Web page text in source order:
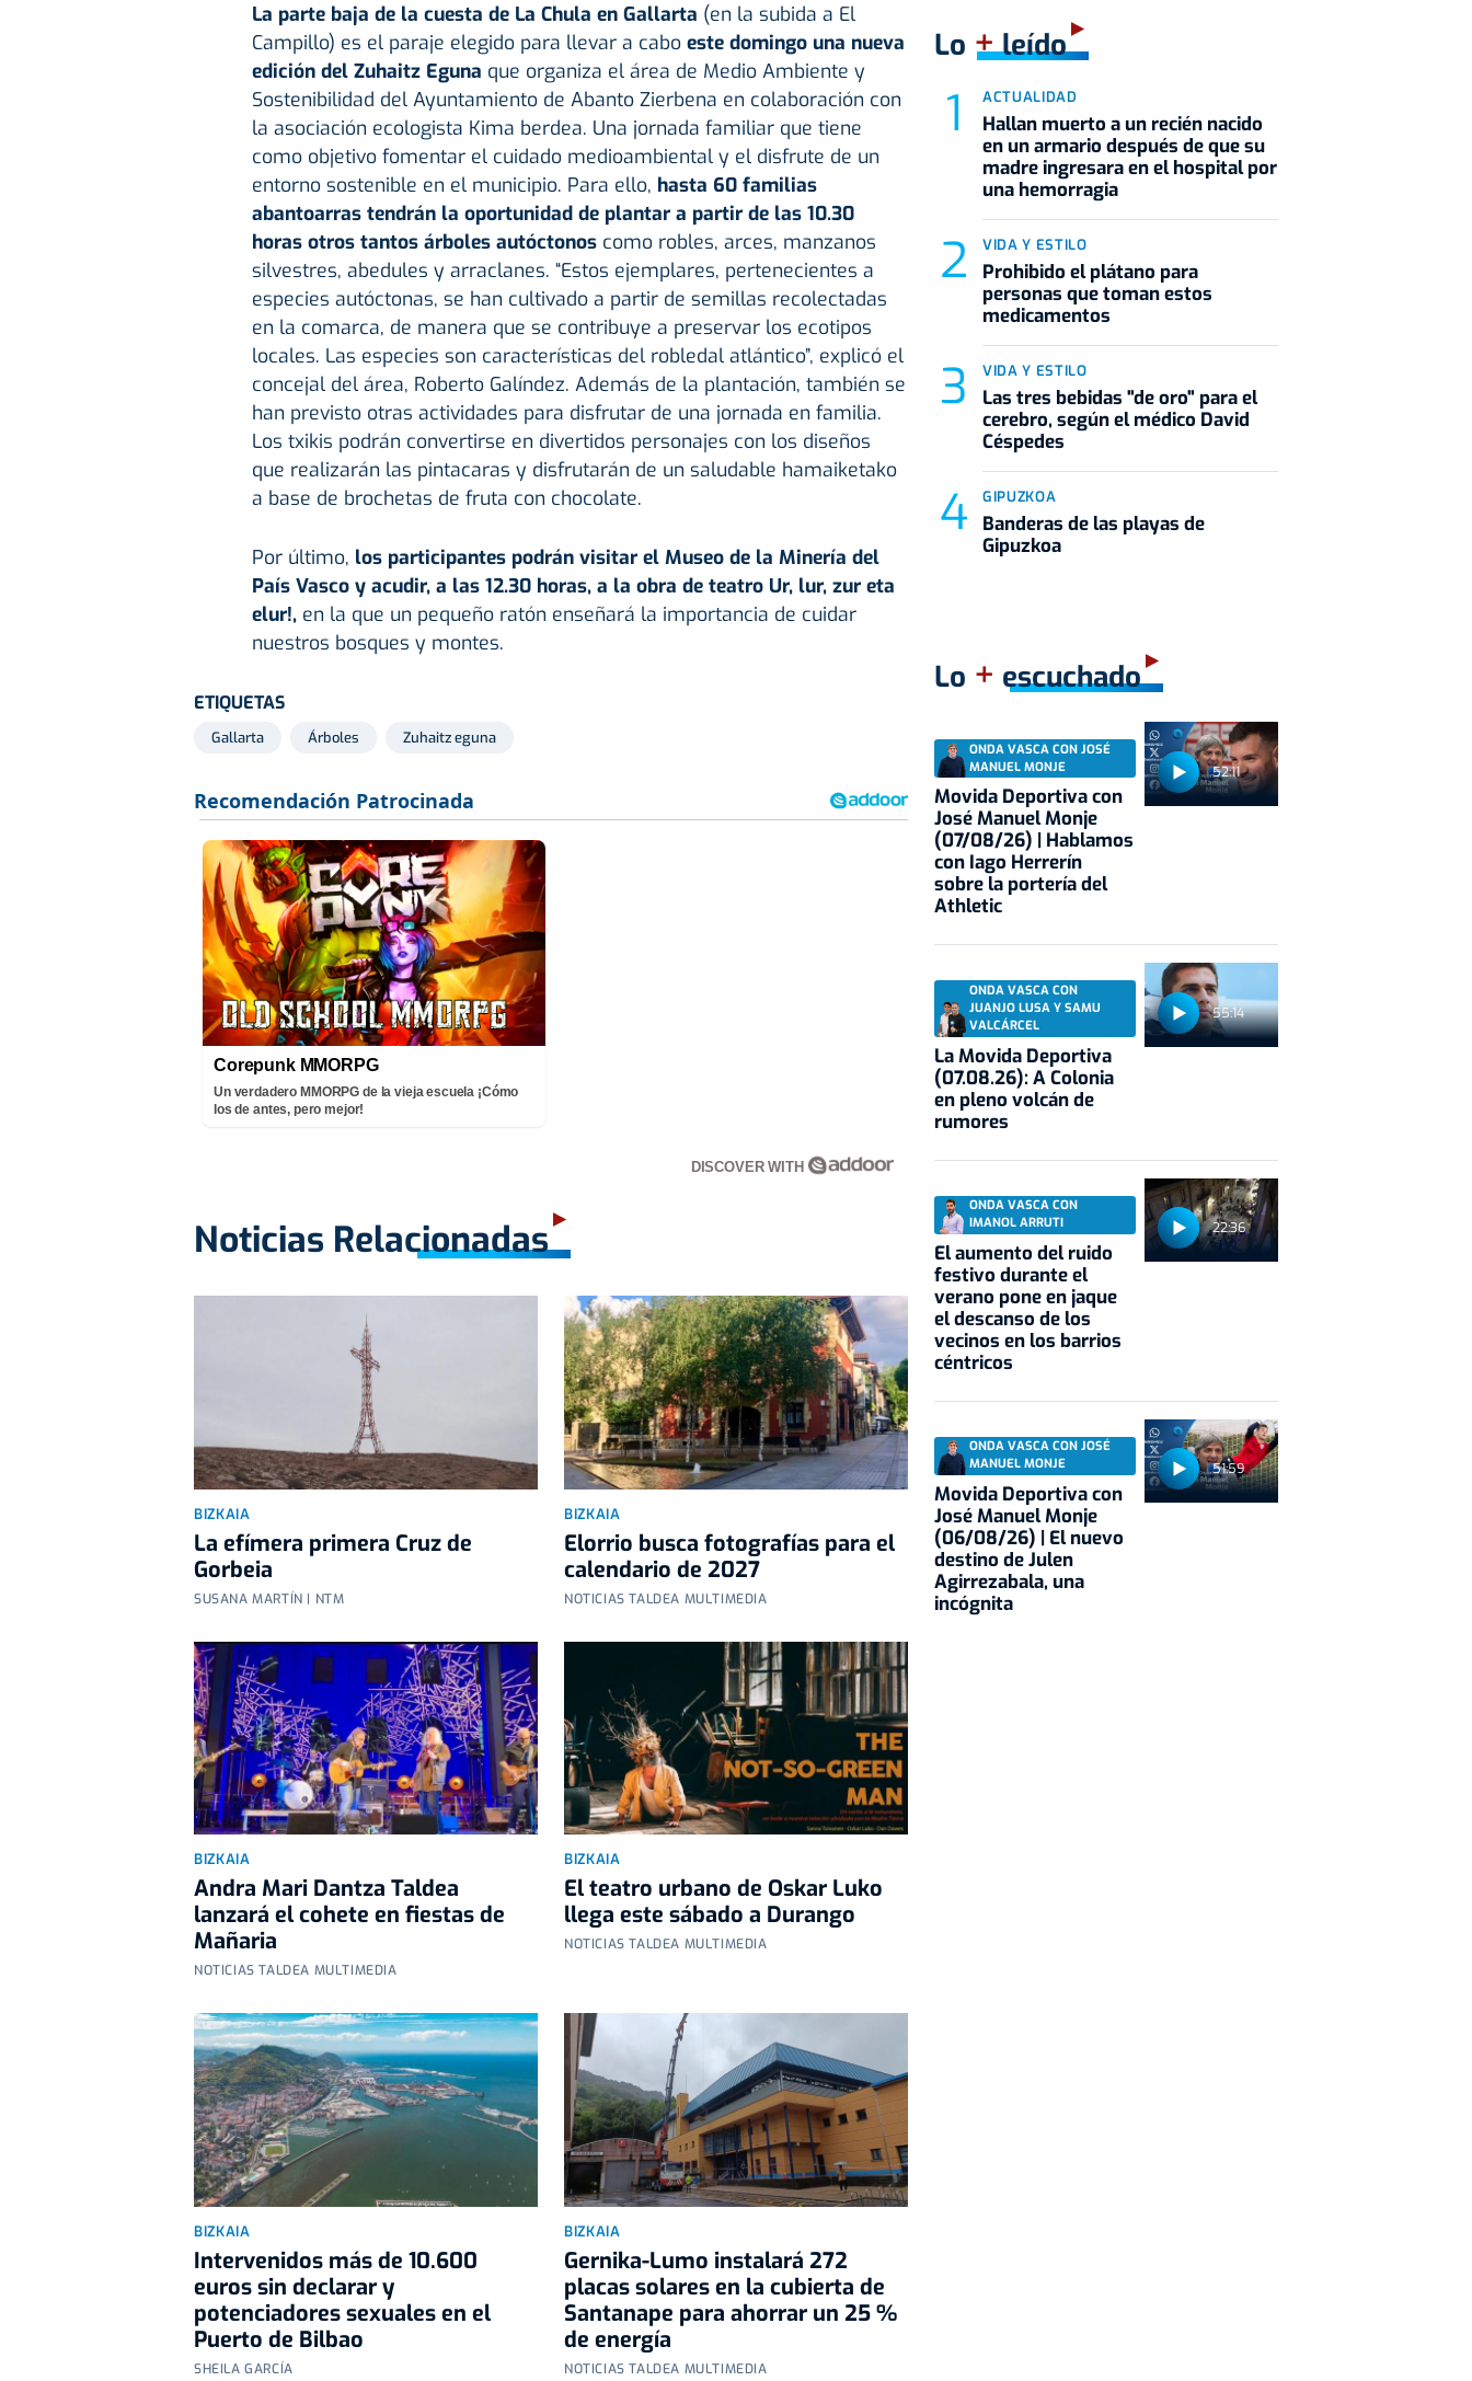
La parte baja de la cuesta de La Chula en Gallarta (en la subida a El
Campillo) es el paraje elegido para llevar a caboeste domingo una nueva
edición del Zuhaitz Eguna que organiza el área de Medio Ambiente y
Sostenibilidad del Ayuntamiento de Abanto Zierbena en colaboración con
la asociación ecologista Kima berdea. Una jornada familiar que tiene
como objetivo fomentar el cuidado medioambiental y el disfrute de un
entorno sostenible en el municipio. Para ello, hasta 60 familias
abantoarras tendrán la oportunidad de plantar a partir de las 10.30
horas otros tantos árboles autóctonoscomo robles, arces, manzanos
silvestres, abedules y arraclanes. “Estos ejemplares, pertenecientes a
especies autóctonas, se han cultivado a partir de semillas recolectadas
en la comarca, de manera que se contribuye a preservar los ecotipos
locales. Las especies son características del robledal atlántico”, explicó el
concejal del área, Roberto Galíndez. Además de la plantación, también se
han previsto otras actividades para disfrutar de una jornada en familia.
Los txikis podrán convertirse en divertidos personajes con los diseños
que realizarán las pintacaras y disfrutarán de un saludable hamaiketako
a base de brochetas de fruta con chocolate.
Por último, los participantes podrán visitar el Museo de la Minería del
País Vasco y acudir, a las 12.30 horas, a la obra de teatro Ur, lur, zur eta
elur!,en la que un pequeño ratón enseñará la importancia de cuidar
nuestros bosques y montes.
ETIQUETAS
Gallarta Árboles Zuhaitz eguna
Corepunk MMORPG
Un verdadero MMORPG de la vieja escuela ¡Cómo
los de antes, pero mejor!
DISCOVER WITH
Noticias Relacionadas
BIZKAIA
La efímera primera Cruz de
Gorbeia
SUSANA MARTÍN | NTM
BIZKAIA
Elorrio busca fotografías para el
calendario de 2027
NOTICIAS TALDEA MULTIMEDIA
BIZKAIA
Andra Mari Dantza Taldea
lanzará el cohete en fiestas de
Mañaria
NOTICIAS TALDEA MULTIMEDIA
BIZKAIA
El teatro urbano de Oskar Luko
llega este sábado a Durango
NOTICIAS TALDEA MULTIMEDIA
BIZKAIA
Intervenidos más de 10.600
euros sin declarar y
potenciadores sexuales en el
Puerto de Bilbao
SHEILA GARCÍA
BIZKAIA
Gernika-Lumo instalará 272
placas solares en la cubierta de
Santanape para ahorrar un 25 %
de energía
NOTICIAS TALDEA MULTIMEDIA
Lo +leído
ACTUALIDAD
Hallan muerto a un recién nacido
en un armario después de que su
madre ingresara en el hospital por
una hemorragia
VIDA Y ESTILO
Prohibido el plátano para
personas que toman estos
medicamentos
VIDA Y ESTILO
Las tres bebidas "de oro" para el
cerebro, según el médico David
Céspedes
GIPUZKOA
Banderas de las playas de
Gipuzkoa
Lo + escuchado
52:11
ONDA VASCA CON JOSÉ
MANUEL MONJE
Movida Deportiva con
José Manuel Monje
(07/08/26) | Hablamos
con Iago Herrerín
sobre la portería del
Athletic
55:14
ONDA VASCA CON
JUANJO LUSA Y SAMU
VALCÁRCEL
La Movida Deportiva
(07.08.26): A Colonia
en pleno volcán de
rumores
22:36
ONDA VASCA CON
IMANOL ARRUTI
El aumento del ruido
festivo durante el
verano pone en jaque
el descanso de los
vecinos en los barrios
céntricos
51:59
ONDA VASCA CON JOSÉ
MANUEL MONJE
Movida Deportiva con
José Manuel Monje
(06/08/26) | El nuevo
destino de Julen
Agirrezabala, una
incógnita